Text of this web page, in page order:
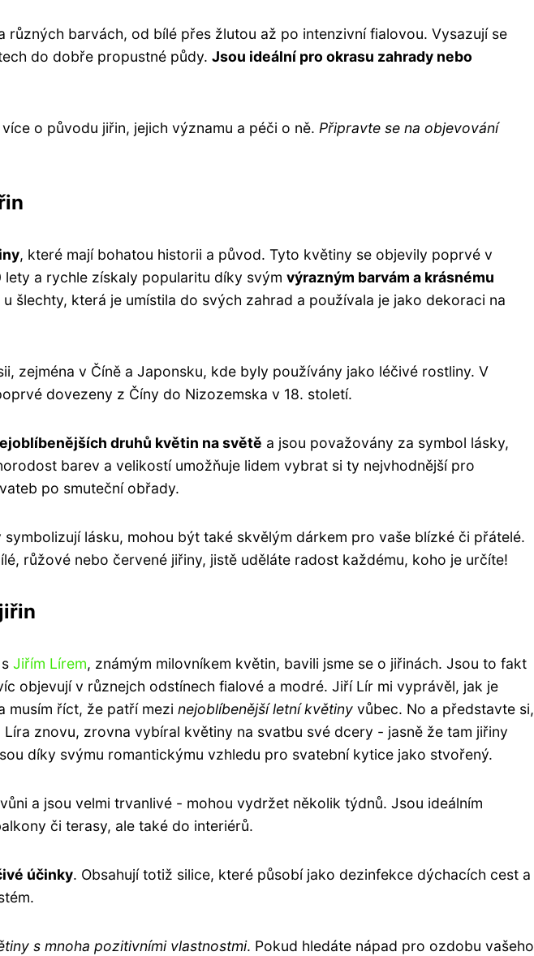
různých barvách, od bílé přes žlutou až po intenzivní fialovou. Vysazují se
do dobře propustné půdy. Jsou ideální pro okrasu zahrady nebo
o původu jiřin, jejich významu a péči o ně. Připravte se na objevování
, které mají bohatou historii a původ. Tyto květiny se objevily poprvé v
a rychle získaly popularitu díky svým výrazným barvám a krásnému
šlechty, která je umístila do svých zahrad a používala je jako dekoraci na
zejména v Číně a Japonsku, kde byly používány jako léčivé rostliny. V
dovezeny z Číny do Nizozemska v 18. století.
druhů květin na světě a jsou považovány za symbol lásky,
barev a velikostí umožňuje lidem vybrat si ty nejvhodnější pro
po smuteční obřady.
lásku, mohou být také skvělým dárkem pro vaše blízké či přátelé.
růžové nebo červené jiřiny, jistě uděláte radost každému, koho je určíte!
Jiřím Lírem, známým milovníkem květin, bavili jsme se o jiřinách. Jsou to fakt
objevují v různejch odstínech fialové a modré. Jiří Lír mi vyprávěl, jak je
musím říct, že patří mezi nejoblíbenější letní květiny vůbec. No a představte si,
znovu, zrovna vybíral květiny na svatbu své dcery - jasně že tam jiřiny
díky svýmu romantickýmu vzhledu pro svatební kytice jako stvořený.
a jsou velmi trvanlivé - mohou vydržet několik týdnů. Jsou ideálním
či terasy, ale také do interiérů.
účinky. Obsahují totiž silice, které působí jako dezinfekce dýchacích cest a
s mnoha pozitivními vlastnostmi. Pokud hledáte nápad pro ozdobu vašeho